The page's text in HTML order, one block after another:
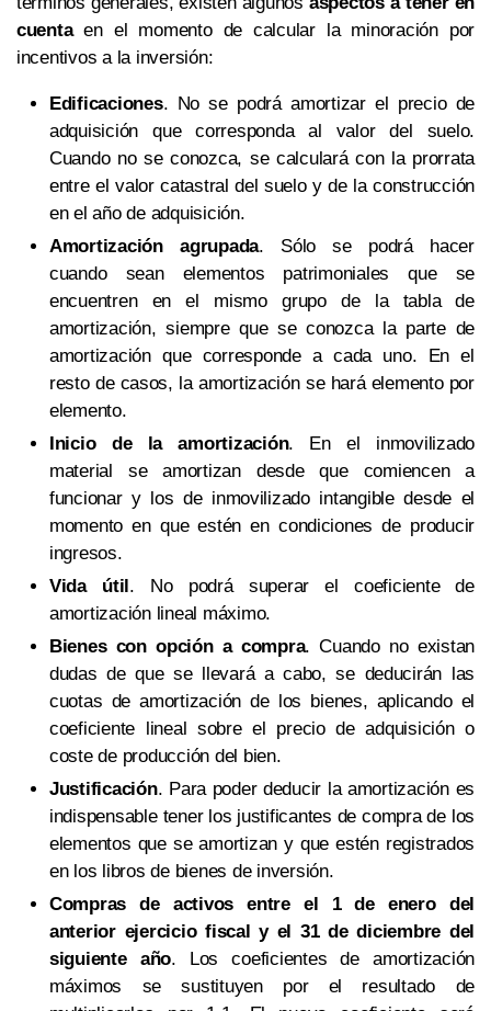
cuentaen el momento de calcular la minoración por
incentivos a la inversión:
Edificaciones. No se podrá amortizar el precio de
adquisición que corresponda al valor del suelo.
Cuando no se conozca, se calculará con la prorrata
entre el valor catastral del suelo y de la construcción
en el año de adquisición.
Amortización agrupada. Sólo se podrá hacer
cuando sean elementos patrimoniales que se
encuentren en el mismo grupo de la tabla de
amortización, siempre que se conozca la parte de
amortización que corresponde a cada uno. En el
resto de casos, la amortización se hará elemento por
elemento.
Inicio de la amortización. En el inmovilizado
material se amortizan desde que comiencen a
funcionar y los de inmovilizado intangible desde el
momento en que estén en condiciones de producir
ingresos.
Vida útil. No podrá superar el coeficiente de
amortización lineal máximo.
Bienes con opción a compra. Cuando no existan
dudas de que se llevará a cabo, se deducirán las
cuotas de amortización de los bienes, aplicando el
coeficiente lineal sobre el precio de adquisición o
coste de producción del bien.
Justificación. Para poder deducir la amortización es
indispensable tener los justificantes de compra de los
elementos que se amortizan y que estén registrados
en los libros de bienes de inversión.
Compras de activos entre el 1 de enero del
anterior ejercicio fiscal y el 31 de diciembre del
siguiente año. Los coeficientes de amortización
máximos se sustituyen por el resultado de